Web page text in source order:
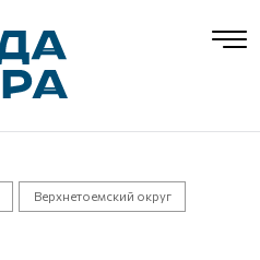
Верхнетоемский округ